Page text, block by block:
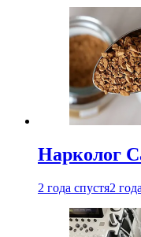
Нарколог
2 года спустя2